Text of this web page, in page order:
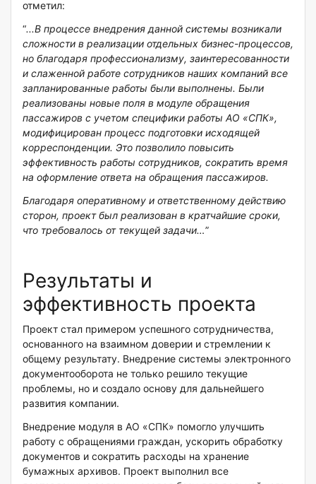
отметил:
“...В процессе внедрения данной системы возникали
сложности в реализации отдельных бизнес-процессов,
но благодаря профессионализму, заинтересованности
и слаженной работе сотрудников наших компаний все
запланированные работы были выполнены. Были
реализованы новые поля в модуле обращения
пассажиров с учетом специфики работы АО «СПК»,
модифицирован процесс подготовки исходящей
корреспонденции. Это позволило повысить
эффективность работы сотрудников, сократить время
на оформление ответа на обращения пассажиров.
Благодаря оперативному и ответственному действию
сторон, проект был реализован в кратчайшие сроки,
что требовалось от текущей задачи…”
Результаты и
эффективность проекта
Проект стал примером успешного сотрудничества,
основанного на взаимном доверии и стремлении к
общему результату. Внедрение системы электронного
документооборота не только решило текущие
проблемы, но и создало основу для дальнейшего
развития компании.
Внедрение модуля в АО «СПК» помогло улучшить
работу с обращениями граждан, ускорить обработку
документов и сократить расходы на хранение
бумажных архивов. Проект выполнил все